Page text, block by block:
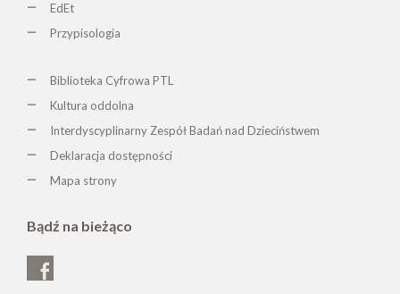
EdEt
Przypisologia
Biblioteka Cyfrowa PTL
Kultura oddolna
Interdyscyplinarny Zespół Badań nad Dzieciństwem
Deklaracja dostępności
Mapa strony
Bądź na bieżąco